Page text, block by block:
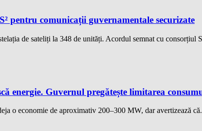
pentru comunicații guvernamentale securizate
de sateliți la 348 de unități. Acordul semnat cu consorțiul
energie. Guvernul pregătește limitarea
o economie de aproximativ 200–300 MW, dar avertizează